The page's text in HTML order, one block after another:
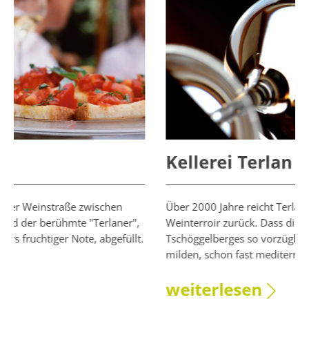
Über 2000 Jahre reicht Terlans Tradition als
Weinterroir zurück. Dass die Rebe hier im Schutz des
Tschöggelberges so vorzüglich gedeiht, liegt am
milden, schon fast mediterranen ...